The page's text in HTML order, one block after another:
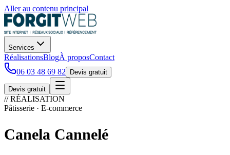
Aller au contenu principal
Services
RéalisationsBlogÀ proposContact
06 03 48 69 82
Devis gratuit
Devis gratuit
// RÉALISATION
Pâtisserie · E-commerce
Canela Cannelé